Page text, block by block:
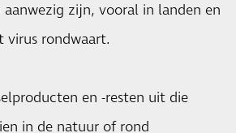
zijn, vooral in landen en
virus rondwaart.
en -resten uit die
in de natuur of rond